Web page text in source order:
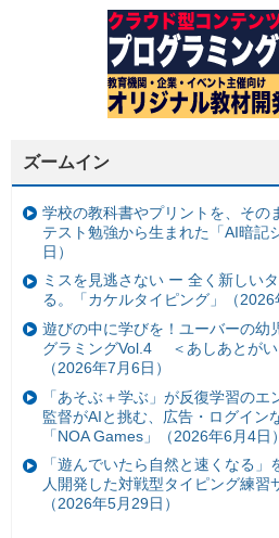
ズームイン
学校の教科書やプリントを、その
テスト勉強から生まれた「AI暗記
日）
ミスを見逃さない ー 全く新しい
る。「カケルタイピング」（2026
遊びの中に学びを！ユーバーの幼
グラミングVol.4 ＜あしあとがい
（2026年7月6日）
「あそぶ＋学ぶ」が反復学習の
監督がAIと挑む、広告・ログイン
「NOA Games」（2026年6月4日）
「遊んでいたら自然と速くなる
人開発した対戦型タイピング練習
（2026年5月29日）